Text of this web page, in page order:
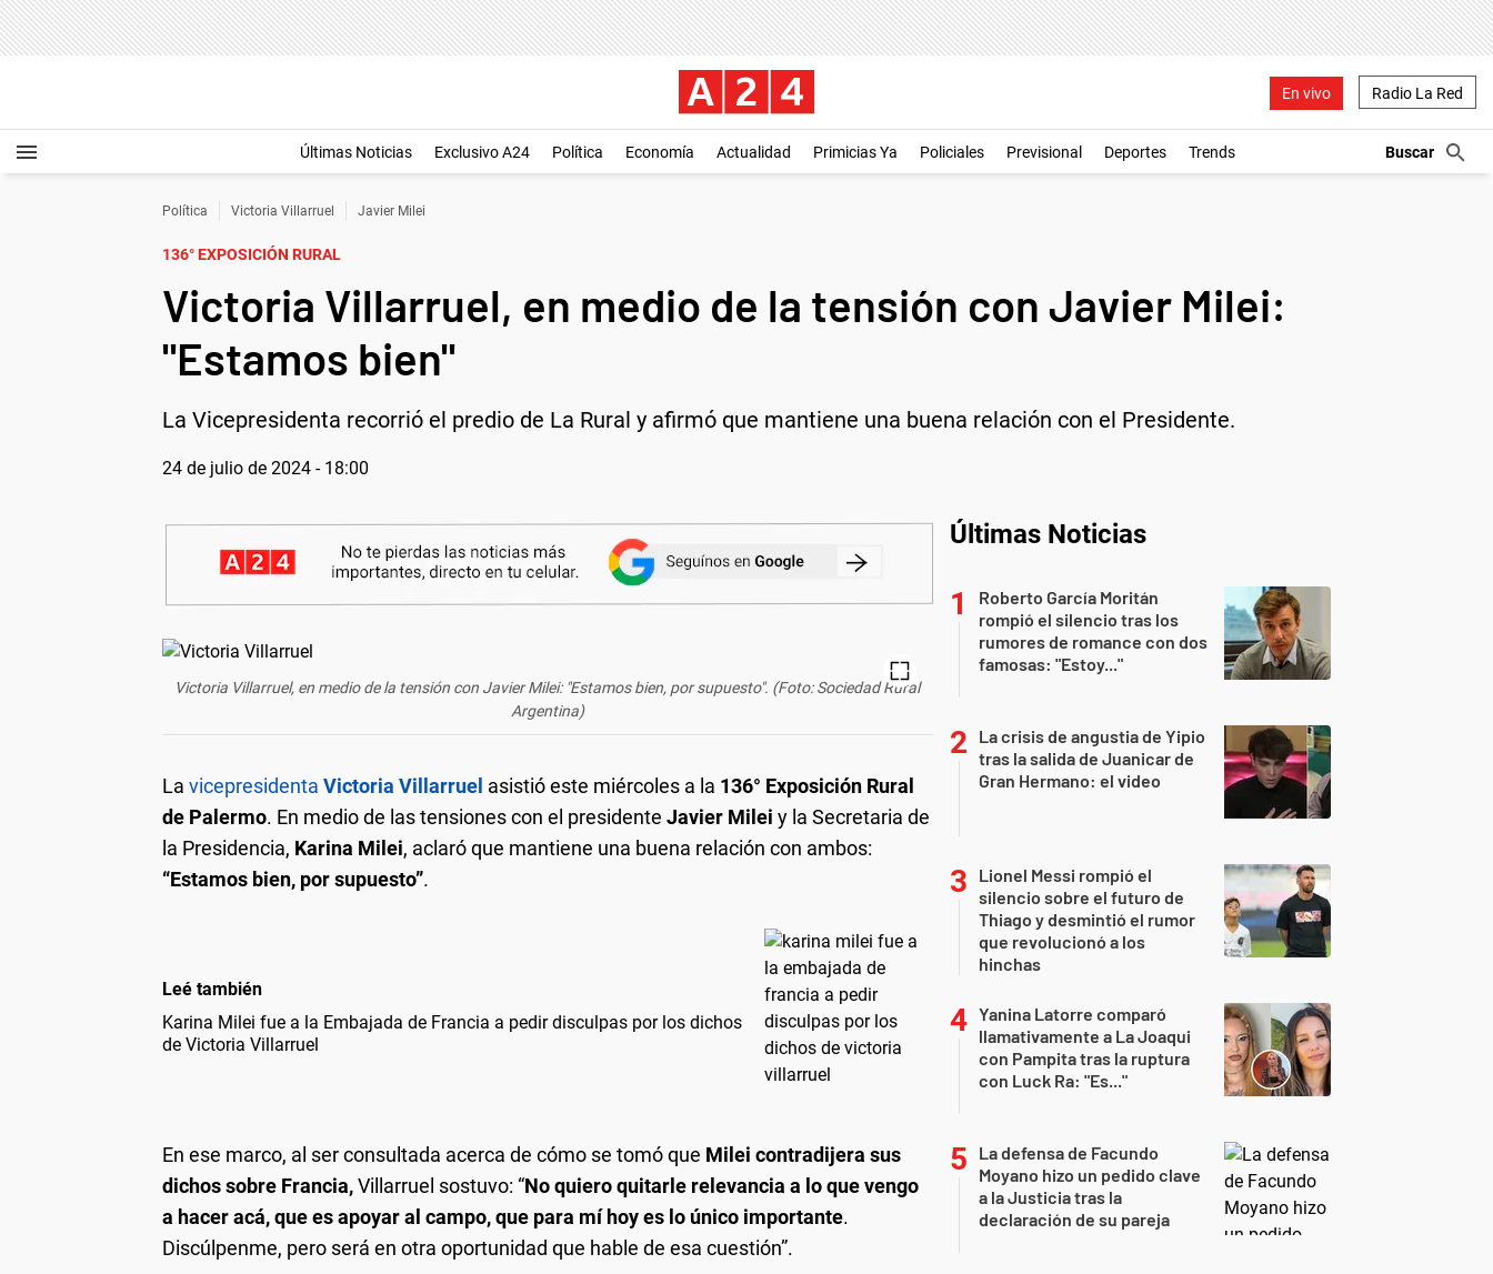
En vivo Radio La Red
Últimas Noticias Exclusivo A24 Política Economía Actualidad Primicias Ya Policiales Previsional Deportes Trends
Política Victoria Villarruel Javier Milei
136° EXPOSICIÓN RURAL
Victoria Villarruel, en medio de la tensión con Javier Milei:
"Estamos bien"
La Vicepresidenta recorrió el predio de La Rural y afirmó que mantiene una buena relación con el Presidente.
24 de julio de 2024 - 18:00
Victoria Villarruel, en medio de la tensión con Javier Milei: "Estamos bien, por supuesto". (Foto: Sociedad Rural
Argentina)
La vicepresidenta Victoria Villarruel asistió este miércoles a la 136° Exposición Rural
de Palermo. En medio de las tensiones con el presidente Javier Milei y la Secretaria de
la Presidencia, Karina Milei, aclaró que mantiene una buena relación con ambos:
“Estamos bien, por supuesto”.
Leé también
Karina Milei fue a la Embajada de Francia a pedir disculpas por los dichos
de Victoria Villarruel
En ese marco, al ser consultada acerca de cómo se tomó que Milei contradijera sus
dichos sobre Francia,Villarruel sostuvo: “No quiero quitarle relevancia a lo que vengo
a hacer acá, que es apoyar al campo, que para mí hoy es lo único importante.
Discúlpenme, pero será en otra oportunidad que hable de esa cuestión”.
Últimas Noticias
Roberto García Moritán
rompió el silencio tras los
rumores de romance con dos
famosas: "Estoy..."
La crisis de angustia de Yipio
tras la salida de Juanicar de
Gran Hermano: el video
Lionel Messi rompió el
silencio sobre el futuro de
Thiago y desmintió el rumor
que revolucionó a los
hinchas
Yanina Latorre comparó
llamativamente a La Joaqui
con Pampita tras la ruptura
con Luck Ra: "Es..."
La defensa de Facundo
Moyano hizo un pedido clave
a la Justicia tras la
declaración de su pareja